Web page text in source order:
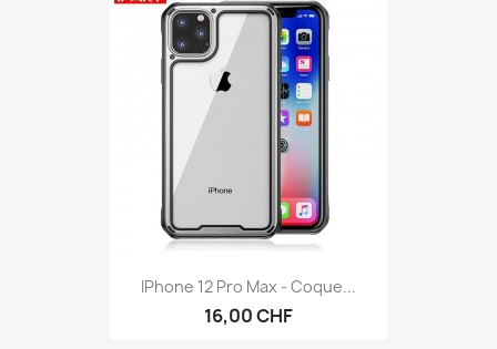
IPhone 12 Pro Max - Coque...
16,00 CHF